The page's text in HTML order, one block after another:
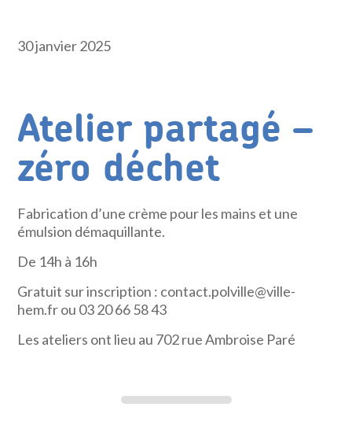
30 janvier 2025
Atelier partagé –
zéro déchet
Fabrication d’une crème pour les mains et une
émulsion démaquillante.
De 14h à 16h
Gratuit sur inscription : contact.polville@ville-
hem.fr ou 03 20 66 58 43
Les ateliers ont lieu au 702 rue Ambroise Paré